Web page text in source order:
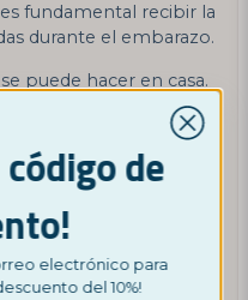
fundamental recibir la
durante el embarazo.
puede hacer en casa.
y saludable.
para
embarazada o no. La
temprano en el
de
electrónico para
del 10%!